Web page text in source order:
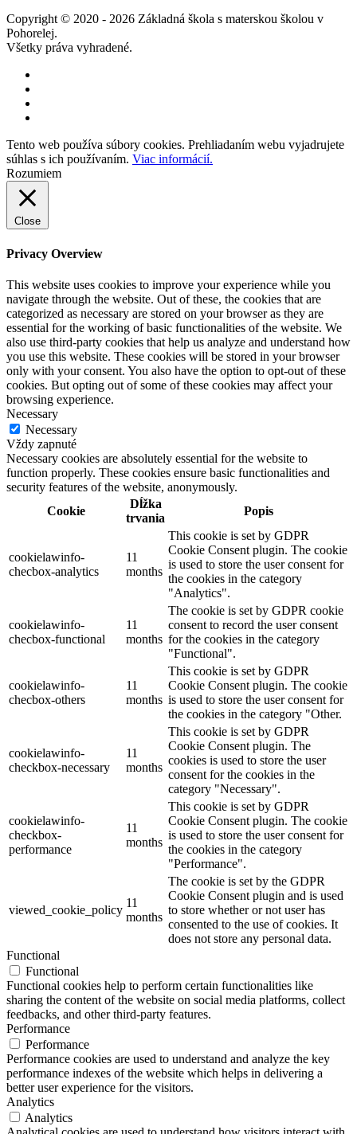
Copyright © 2020 - 2026 Základná škola s materskou školou v
Pohorelej.
Všetky práva vyhradené.
Tento web používa súbory cookies. Prehliadaním webu vyjadrujete
súhlas s ich používaním. Viac informácií.
Rozumiem
Close
Privacy Overview
This website uses cookies to improve your experience while you
navigate through the website. Out of these, the cookies that are
categorized as necessary are stored on your browser as they are
essential for the working of basic functionalities of the website. We
also use third-party cookies that help us analyze and understand how
you use this website. These cookies will be stored in your browser
only with your consent. You also have the option to opt-out of these
cookies. But opting out of some of these cookies may affect your
browsing experience.
Necessary
Necessary
Vždy zapnuté
Necessary cookies are absolutely essential for the website to
function properly. These cookies ensure basic functionalities and
security features of the website, anonymously.
Cookie
Dĺžka
trvania
Popis
cookielawinfo-
checbox-analytics
11
months
This cookie is set by GDPR
Cookie Consent plugin. The cookie
is used to store the user consent for
the cookies in the category
"Analytics".
cookielawinfo-
checbox-functional
11
months
The cookie is set by GDPR cookie
consent to record the user consent
for the cookies in the category
"Functional".
cookielawinfo-
checbox-others
11
months
This cookie is set by GDPR
Cookie Consent plugin. The cookie
is used to store the user consent for
the cookies in the category "Other.
cookielawinfo-
checkbox-necessary
11
months
This cookie is set by GDPR
Cookie Consent plugin. The
cookies is used to store the user
consent for the cookies in the
category "Necessary".
cookielawinfo-
checkbox-
performance
11
months
This cookie is set by GDPR
Cookie Consent plugin. The cookie
is used to store the user consent for
the cookies in the category
"Performance".
viewed_cookie_policy
11
months
The cookie is set by the GDPR
Cookie Consent plugin and is used
to store whether or not user has
consented to the use of cookies. It
does not store any personal data.
Functional
Functional
Functional cookies help to perform certain functionalities like
sharing the content of the website on social media platforms, collect
feedbacks, and other third-party features.
Performance
Performance
Performance cookies are used to understand and analyze the key
performance indexes of the website which helps in delivering a
better user experience for the visitors.
Analytics
Analytics